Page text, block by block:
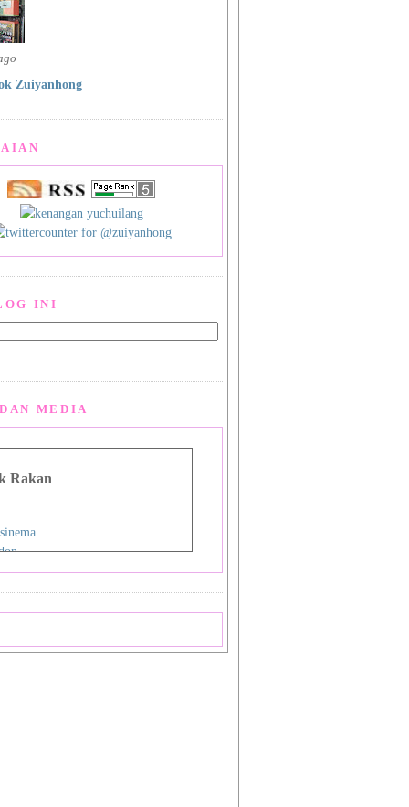
Zuiyanhong
INI
MEDIA
Rakan
Man Lou